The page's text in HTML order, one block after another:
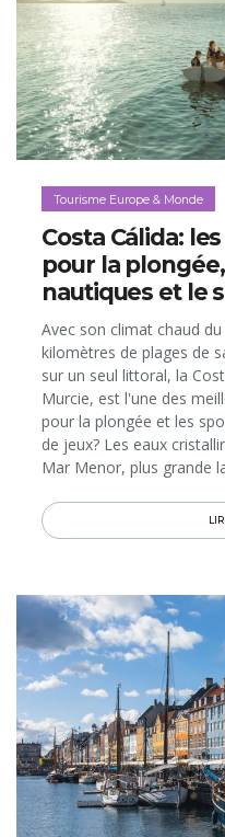
Tourisme Europe & Monde
Costa Cálida:
pour la
nautiques et le
Avec son climat chaud
kilomètres de plages de
sur un seul littoral, la
Murcie, est l'une des
pour la plongée et les
de jeux? Les eaux
Mar Menor, plus grande